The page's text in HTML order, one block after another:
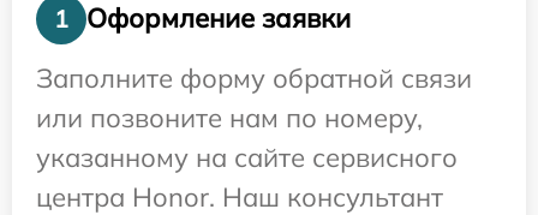
1
Оформление заявки
Заполните форму обратной связи
или позвоните нам по номеру,
указанному на сайте сервисного
центра Honor. Наш консультант